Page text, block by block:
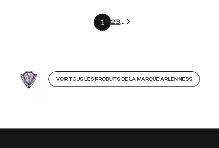
Précédent
1 23... Suivant
VOIR TOUS LES PRODUITS DE LA MARQUE ARLEN NESS